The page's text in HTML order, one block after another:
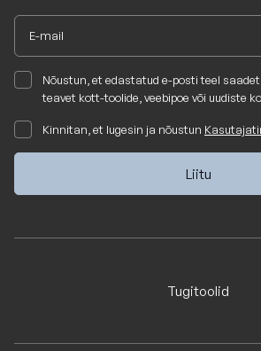
Nõustun, et edastatud e-posti teel
teavet kott-toolide, veebipoe või uudiste
Kinnitan, et lugesin ja nõustun
Tugitoolid